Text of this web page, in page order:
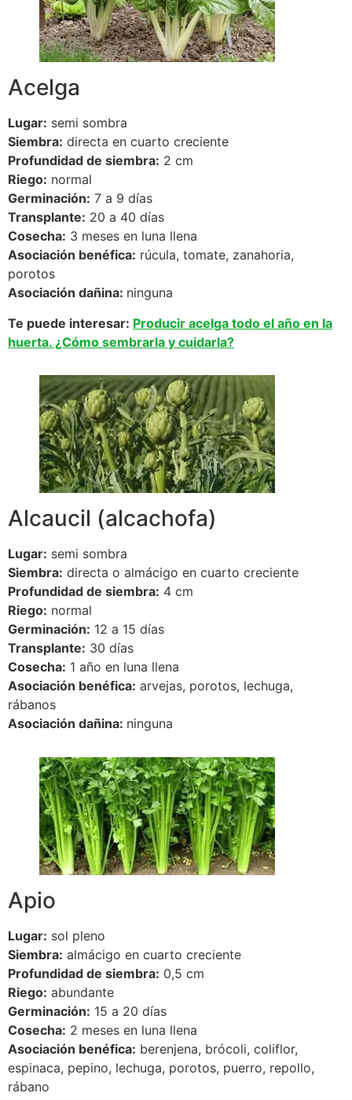
Acelga
Lugar: semi sombra
Siembra: directa en cuarto creciente
Profundidad de siembra: 2 cm
Riego: normal
Germinación: 7 a 9 días
Transplante: 20 a 40 días
Cosecha: 3 meses en luna llena
Asociación benéfica: rúcula, tomate, zanahoria,
porotos
Asociación dañina: ninguna
Te puede interesar: Producir acelga todo el año en la
huerta. ¿Cómo sembrarla y cuidarla?
Alcaucil (alcachofa)
Lugar: semi sombra
Siembra: directa o almácigo en cuarto creciente
Profundidad de siembra: 4 cm
Riego: normal
Germinación: 12 a 15 días
Transplante: 30 días
Cosecha: 1 año en luna llena
Asociación benéfica: arvejas, porotos, lechuga,
rábanos
Asociación dañina: ninguna
Apio
Lugar: sol pleno
Siembra: almácigo en cuarto creciente
Profundidad de siembra: 0,5 cm
Riego: abundante
Germinación: 15 a 20 días
Cosecha: 2 meses en luna llena
Asociación benéfica: berenjena, brócoli, coliflor,
espinaca, pepino, lechuga, porotos, puerro, repollo,
rábano